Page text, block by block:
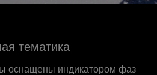
тематика
оснащены индикатором фаз